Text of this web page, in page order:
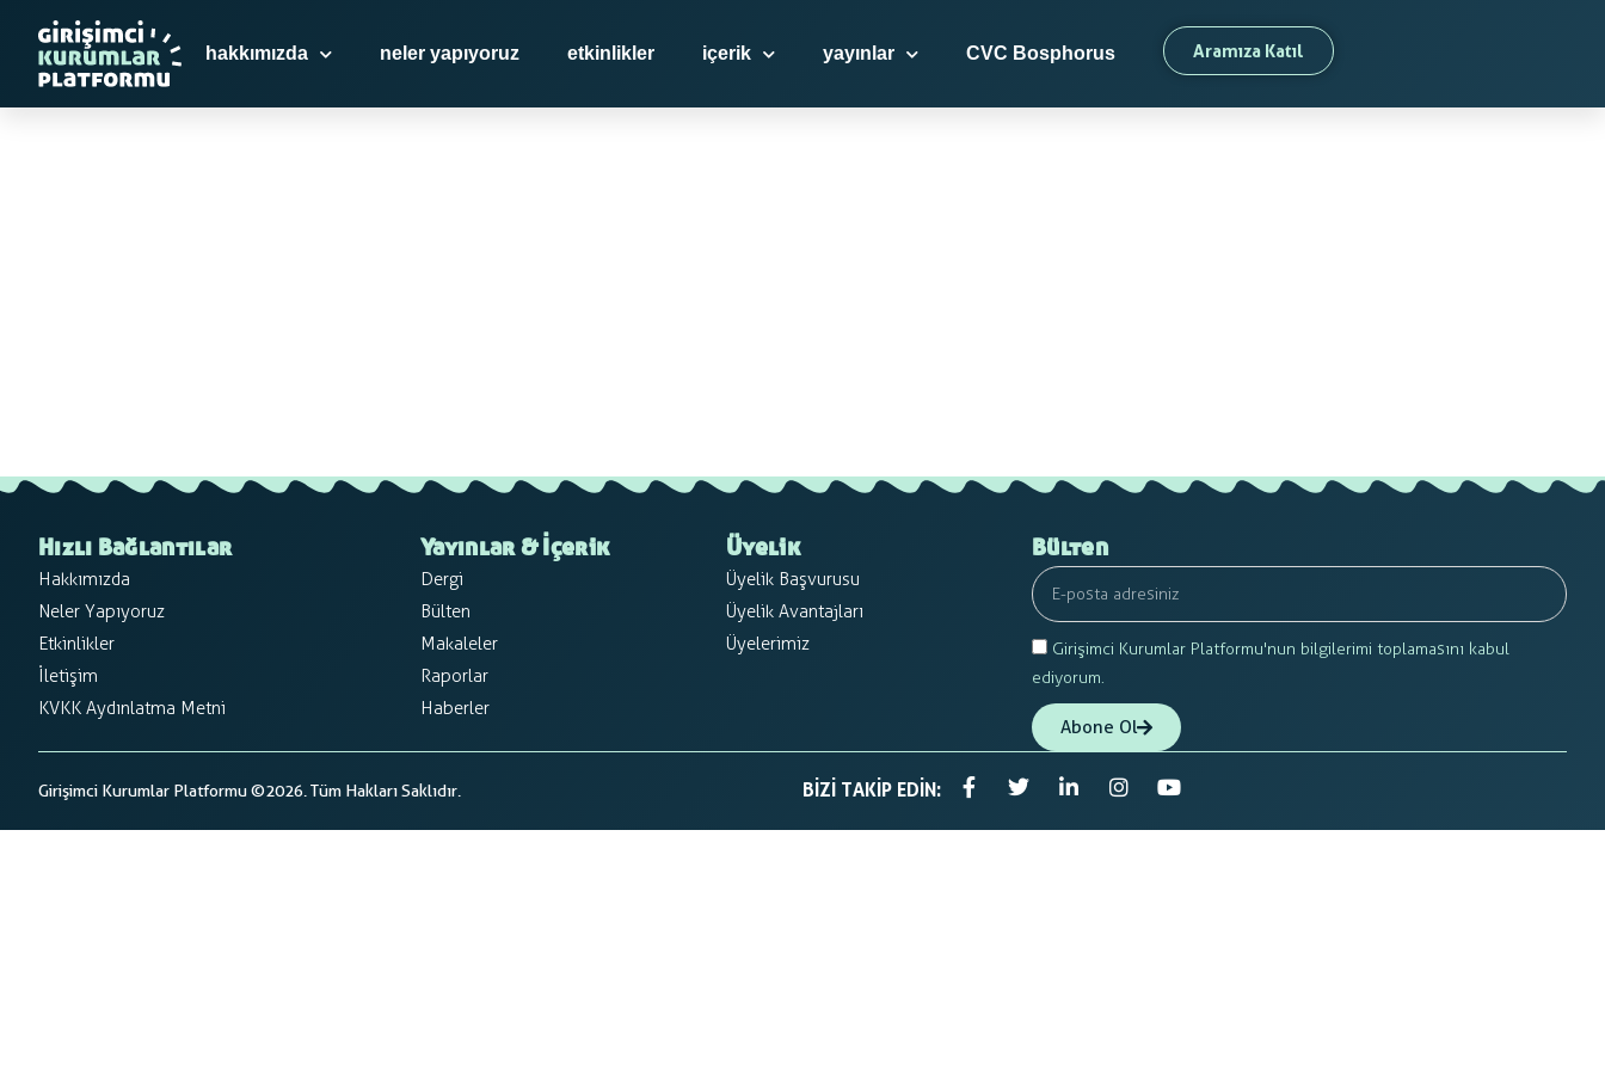
hakkımızda neler yapıyoruz etkinlikler içerik yayınlar CVC Bosphorus Aramıza Katıl
Hızlı Bağlantılar
Hakkımızda
Neler Yapıyoruz
Etkinlikler
İletişim
KVKK Aydınlatma Metni
Yayınlar & İçerik
Dergi
Bülten
Makaleler
Raporlar
Haberler
Üyelik
Üyelik Başvurusu
Üyelik Avantajları
Üyelerimiz
Bülten
Girişimci Kurumlar Platformu'nun bilgilerimi toplamasını kabul
ediyorum.
Abone Ol
Girişimci Kurumlar Platformu ©2026. Tüm Hakları Saklıdır. BIZI TAKIP EDIN: